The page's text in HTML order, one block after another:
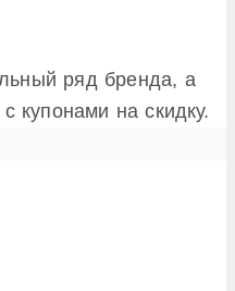
ряд бренда, а
купонами на скидку.